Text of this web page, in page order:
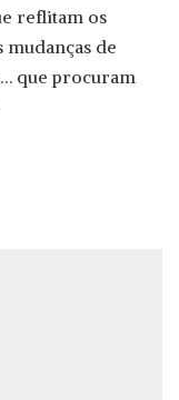
reflitam os
mudanças de
que procuram